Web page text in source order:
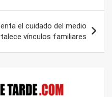
el cuidado del medio
vínculos familiares